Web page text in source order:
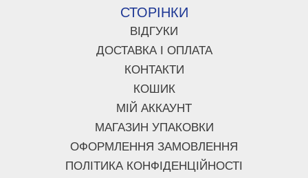
СТОРІНКИ
ВІДГУКИ
ДОСТАВКА І ОПЛАТА
КОНТАКТИ
КОШИК
МІЙ АККАУНТ
МАГАЗИН УПАКОВКИ
ОФОРМЛЕННЯ ЗАМОВЛЕННЯ
ПОЛІТИКА КОНФІДЕНЦІЙНОСТІ